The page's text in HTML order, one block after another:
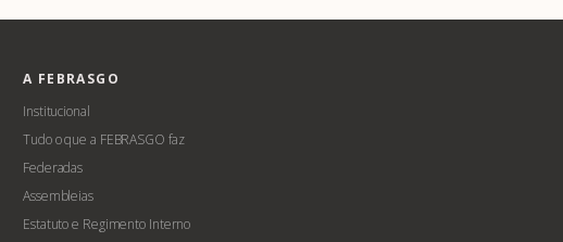
A FEBRASGO
Institucional
Tudo o que a FEBRASGO faz
Federadas
Assembleias
Estatuto e Regimento Interno